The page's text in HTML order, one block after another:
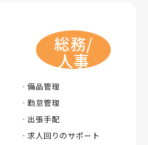
総務/
人事
備品管理
勤怠管理
出張手配
求人回りのサポート